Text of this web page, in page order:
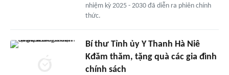
nhiệm kỳ 2025 - 2030 đã diễn ra phiên chính
thức.
Bí thư Tỉnh ủy Y Thanh Hà Niê
Kđăm thăm, tặng quà các gia đình
chính sách